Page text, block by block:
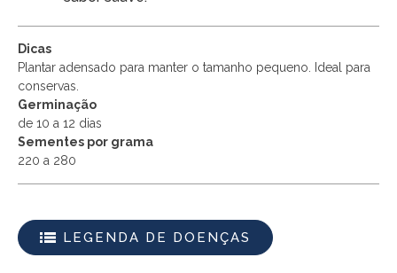
Dicas
Plantar adensado para manter o tamanho pequeno. Ideal para
conservas.
Germinação
de 10 a 12 dias
Sementes por grama
220 a 280
LEGENDA DE DOENÇAS